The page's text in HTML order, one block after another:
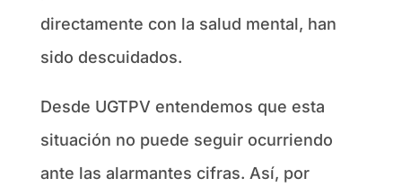
directamente con la salud mental, han
sido descuidados.
Desde UGTPV entendemos que esta
situación no puede seguir ocurriendo
ante las alarmantes cifras. Así, por